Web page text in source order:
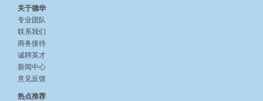
关于德华
专业团队
联系我们
商务接待
诚聘英才
新闻中心
意见反馈
热点推荐